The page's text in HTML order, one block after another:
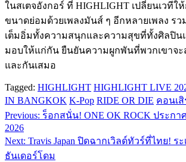
ในสเตจอังกอร์ ที่ HIGHLIGHT เปลี่ยนเวทีใ
ขนาดย่อมด้วยเพลงมันส์ ๆ อีกหลายเพลง รว
เต็มอิ่มทั้งความสนุกและความสุขที่ทั้งศิลปิน
มอบให้แก่กัน ยืนยันความผูกพันที่พวกเขาจะ
และกันเสมอ
Tagged: HIGHLIGHT HIGHLIGHT LIVE
IN BANGKOK K-Pop RIDE OR DIE คอนเ
แนะแนว
เรื่อง
Previous: ร็อกสนั่น! ONE OK ROCK ประก
2026
Next: Travis Japan ปิดฉากเวิลด์ทัวร์ที่ไทย!
ธันเดอร์โดม